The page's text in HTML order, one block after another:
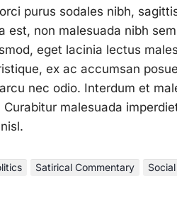
purus sodales nibh,
est, non malesuada nibh
eget lacinia lectus
ex ac accumsan
nec odio. Interdum et
malesuada
Satirical Commentary